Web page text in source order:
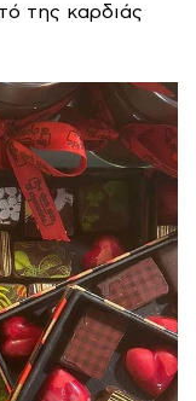
της καρδιάς